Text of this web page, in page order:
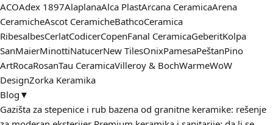
ACOAdex 1897AlaplanaAlca PlastArcana CeramicaArena
CeramicheAscot CeramicheBathcoCeramica
RibesalbesCerlatCodicerCopenFanal CeramicaGeberitKolpa
SanMaierMinottiNatucerNew TilesOnixPamesaPeštanPino
ArtRocaRosanTau CeramicaVilleroy & BochWarmeWoW
DesignZorka Keramika
Blog ▼
Gazišta za stepenice i rub bazena od granitne keramike: rešenje